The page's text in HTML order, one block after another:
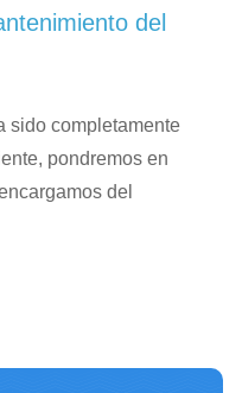
del
sido completamente
pondremos en
del